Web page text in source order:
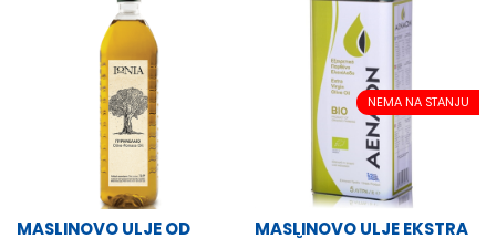
MASLINOVO ULJE OD
NEMA NA STANJU
MASLINOVO ULJE EKSTRA